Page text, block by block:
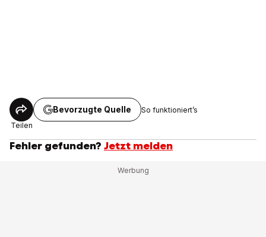
Teilen
Bevorzugte Quelle So funktioniert’s
Fehler gefunden? Jetzt melden